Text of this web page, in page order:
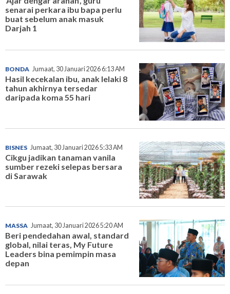
senarai perkara ibu bapa perlu
buat sebelum anak masuk
Darjah 1
BONDA Jumaat, 30 Januari 2026 6:13 AM
Hasil kecekalan ibu, anak lelaki 8
tahun akhirnya tersedar
daripada koma 55 hari
BISNES Jumaat, 30 Januari 2026 5:33 AM
Cikgu jadikan tanaman vanila
sumber rezeki selepas bersara
di Sarawak
MASSA Jumaat, 30 Januari 2026 5:20 AM
Beri pendedahan awal, standard
global, nilai teras, My Future
Leaders bina pemimpin masa
depan